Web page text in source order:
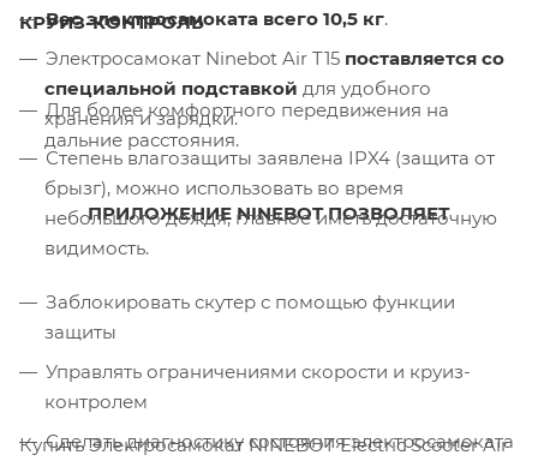
Вес электросамоката всего 10,5 кг.
Электросамокат Ninebot Air T15 поставляется со
специальной подставкой для удобного
хранения и зарядки.
Степень влагозащиты заявлена IPX4 (защита от
брызг), можно использовать во время
небольшого дождя, главное иметь достаточную
видимость.
КРУИЗ-КОНТРОЛЬ
Для более комфортного передвижения на
дальние расстояния.
ПРИЛОЖЕНИЕ NINEBOT ПОЗВОЛЯЕТ
Заблокировать скутер с помощью функции
защиты
Управлять ограничениями скорости и круиз-
контролем
Сделать диагностику состояния электросамоката
Купить Электросамокат NINEBOT Electric Scooter Air